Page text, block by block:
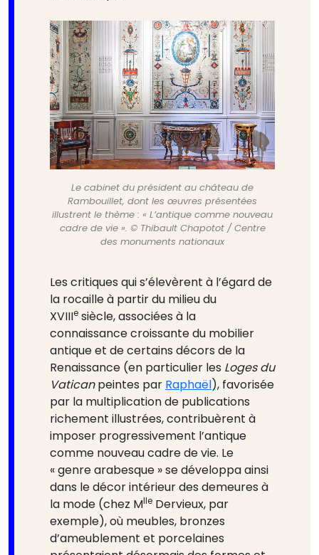
Le cabinet du président au château de
Rambouillet, dont les œuvres présentées
illustrent le thème : « L’antique comme nouveau
cadre de vie ». © Thibault Chapotot / Centre
des monuments nationaux
Les critiques qui s’élevèrent à l’égard de
la rocaille à partir du milieu du
XVIIIe siècle, associées à la
connaissance croissante du mobilier
antique et de certains décors de la
Renaissance (en particulier les Loges du
Vaticanpeintes par Raphaël), favorisée
par la multiplication de publications
richement illustrées, contribuèrent à
imposer progressivement l’antique
comme nouveau cadre de vie. Le
« genre arabesque » se développa ainsi
dans le décor intérieur des demeures à
la mode (chez Mlle Dervieux, par
exemple), où meubles, bronzes
d’ameublement et porcelaines